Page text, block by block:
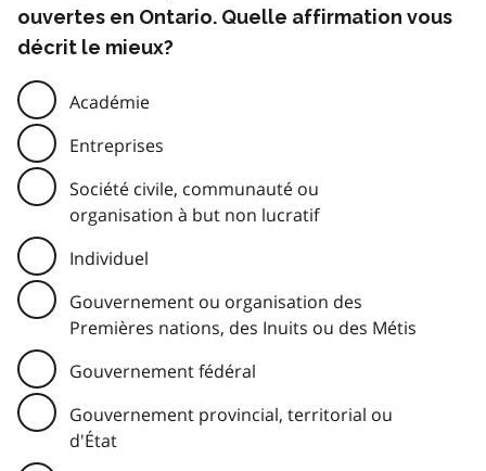
ouvertes en Ontario. Quelle affirmation vous
décrit le mieux?
Académie
Entreprises
Société civile, communauté ou
organisation à but non lucratif
Individuel
Gouvernement ou organisation des
Premières nations, des Inuits ou des Métis
Gouvernement fédéral
Gouvernement provincial, territorial ou
d'État